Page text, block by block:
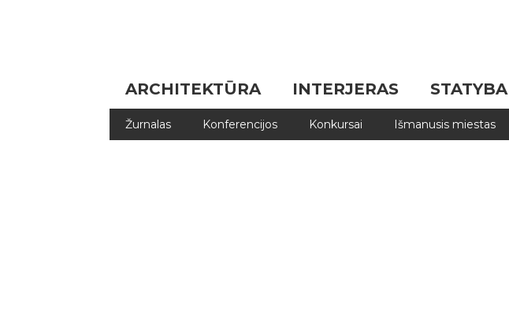
ARCHITEKTŪRA INTERJERAS STATYBA
Žurnalas Konferencijos Konkursai Išmanusis miestas